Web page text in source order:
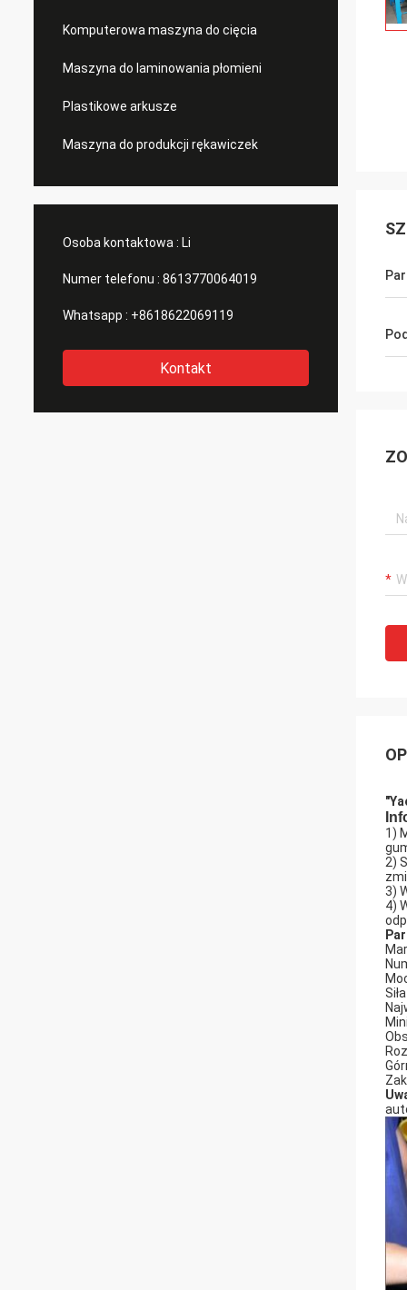
Komputerowa maszyna do cięcia
Maszyna do laminowania płomieni
Plastikowe arkusze
Maszyna do produkcji rękawiczek
Osoba kontaktowa : Li
Numer telefonu : 8613770064019
Whatsapp : +8618622069119
Kontakt
1)
2)
3)
4)